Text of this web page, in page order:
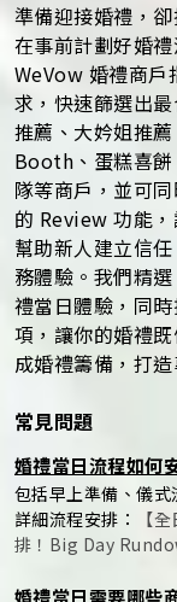
準備迎接婚禮，
在事前計劃好婚
WeVow 婚禮商戶
求，快速篩選出
推薦、大妗姐推
Booth、蛋糕喜餅
隊等商戶，並可
的 Review 功能
幫助新人建立信
務體驗。我們精
禮當日體驗，同
項，讓你的婚禮
成婚禮籌備，打
常見問題
婚禮當日流程如何
包括早上準備、儀式
詳細流程安排：
【
排！Big Day